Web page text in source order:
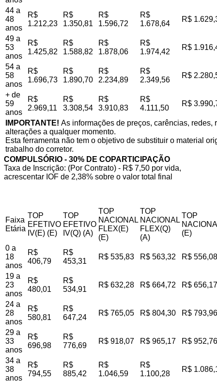
44 a
48
anos
R$
1.212,23
R$
1.350,81
R$
1.596,72
R$
1.678,64
R$
49 a
53
anos
R$
1.425,82
R$
1.588,82
R$
1.878,06
R$
1.974,42
R$
54 a
58
anos
R$
1.696,73
R$
1.890,70
R$
2.234,89
R$
2.349,56
R$
+ de
59
anos
R$
2.969,11
R$
3.308,54
R$
3.910,83
R$
4.111,50
R$
IMPORTANTE! As informações de preços, carências,
alterações a qualquer momento.
Esta ferramenta não tem o objetivo de substituir o material
trabalho do corretor.
COMPULSÓRIO - 30% DE COPARTICIPAÇÃO
Taxa de Inscrição: (Por Contrato) - R$ 7,50 por vida,
acrescentar IOF de 2,38% sobre o valor total final
Faixa
Etária
TOP
EFETIVO
IV(E) (E)
TOP
EFETIVO
IV(Q) (A)
TOP
NACIONAL
FLEX(E)
(E)
TOP
NACIONAL
FLEX(Q)
(A)
TOP
(E)
0 a
18
anos
R$
406,79
R$
453,31
R$ 535,83 R$ 563,32 R$ 556,08
19 a
23
anos
R$
480,01
R$
534,91
R$ 632,28 R$ 664,72 R$ 656,17
24 a
28
anos
R$
580,81
R$
647,24
R$ 765,05 R$ 804,30 R$ 793,96
29 a
33
anos
R$
696,98
R$
776,69
R$ 918,07 R$ 965,17 R$ 952,76
34 a
38
anos
R$
794,55
R$
885,42
R$
1.046,59
R$
1.100,28
R$